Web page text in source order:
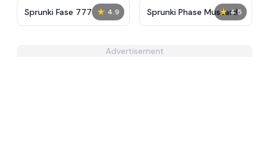
★ 4.9
Sprunki Fase 777 ★ 4.5
Sprunki Phase Mustard
Advertisement